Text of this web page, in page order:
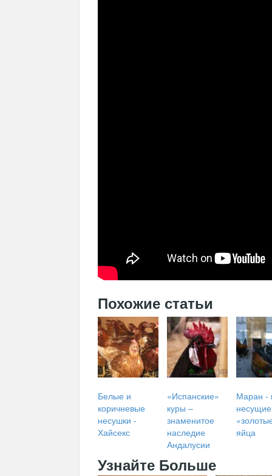
Похожие статьи
Белые и
коричневые
несушки -
Хайсекс
«Испанские»
куры –
знаменитое
наследие
Андалусии
Маран -
несущие
яйца
Узнайте Больше